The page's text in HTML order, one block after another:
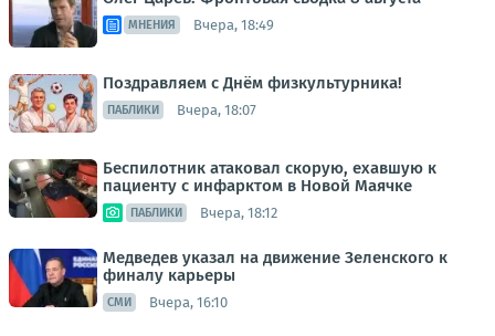
МНЕНИЯ Вчера, 18:49
Поздравляем с Днём физкультурника!
ПАБЛИКИ Вчера, 18:07
Беспилотник атаковал скорую, ехавшую к
пациенту с инфарктом в Новой Маячке
ПАБЛИКИ Вчера, 18:12
Медведев указал на движение Зеленского к
финалу карьеры
СМИ Вчера, 16:10